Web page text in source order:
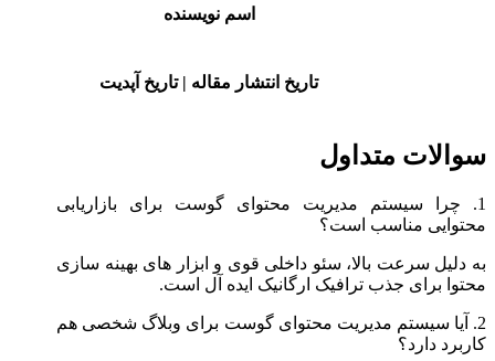
اسم نویسنده
تاریخ انتشار مقاله | تاریخ آپدیت
سوالات متداول
1. چرا سیستم مدیریت محتوای گوست برای بازاریابی
محتوایی مناسب است؟
به‌ دلیل سرعت بالا، سئو داخلی قوی و ابزار های بهینه‌ سازی
محتوا برای جذب ترافیک ارگانیک ایده‌ آل است.
2. آیا سیستم مدیریت محتوای گوست برای وبلاگ شخصی هم
کاربرد دارد؟